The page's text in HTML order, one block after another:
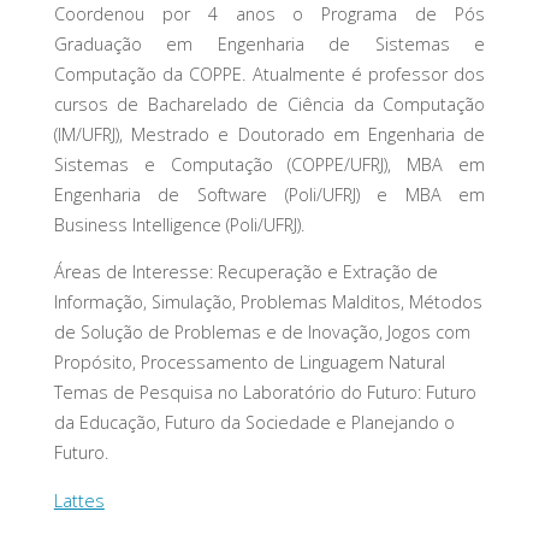
Coordenou por 4 anos o Programa de Pós
Graduação em Engenharia de Sistemas e
Computação da COPPE. Atualmente é professor dos
cursos de Bacharelado de Ciência da Computação
(IM/UFRJ), Mestrado e Doutorado em Engenharia de
Sistemas e Computação (COPPE/UFRJ), MBA em
Engenharia de Software (Poli/UFRJ) e MBA em
Business Intelligence (Poli/UFRJ).
Áreas de Interesse: Recuperação e Extração de
Informação, Simulação, Problemas Malditos, Métodos
de Solução de Problemas e de Inovação, Jogos com
Propósito, Processamento de Linguagem Natural
Temas de Pesquisa no Laboratório do Futuro: Futuro
da Educação, Futuro da Sociedade e Planejando o
Futuro.
Lattes